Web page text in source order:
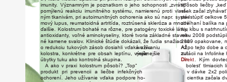
imunity. Významným je poznatkom o jeho schopnosti „zvrátiť“
pomýlenú reakciu imunitného systému, namierenú proti vlast-
ným tkanivám, pri autoimunitných ochorenia ako sú napr. systé-
mový lupus, reumatoidná artritída, roztrúsená skleróza a mnohé
ďalšie. Kolostrum bohaté na rôzne, pre patogény toxické látky,
antioxidanty, voľné aminokyseliny, ktoré tvoria základné staveb-
né kamene svalov. Klinické štúdie dokázali, že ľudia snažiaci sa
o redukciu tukových zásob dosiahli vďaka užívaniu
kolostra, konkrétne pre obsah leptínu, výraznejšie
úbytky tuku ako kontrolná skupina.
A ako v praxi kolostrum pôsobí? „Top“
produkt pri prevencii a liečbe infekčných
ochorení. Jeho užívanie vďaka podpore ho-
spôsob liečby „keď
však začal zlyhávať
podstúpiť celkove 5
zdvíhaní balíka na
niu kĺbu s
roku 2008
2009 opakovane,
po tejto dobe a
tácii na Infolinke
ekt. Kým
bolesť tlmiacich
v dávke 2x2
cientka začala
ívaniu
nejšie
Až
zul
Dir